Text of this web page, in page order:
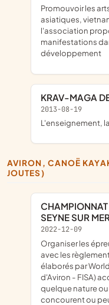
promouvoir les arts martiaux y compris les arts énergétiques
asiatiques,
l'association
manifestations
développement
KRAV-MAGA
2013-08-19
l'enseignement,
AVIRON, CANOË KAYAK (AVIRON, RAFTING, CANOË KAYAK,
JOUTES)
CHAMPIONNAT D'EUROPE 2023 D'AVIRON DE MER - LA
SEYNE SUR MER
2022-12-09
organiser les épreuves du championnat d'Europe, en conformité
avec les
élaborés par
d'Aviron - FISA)
quelque nature
concourent ou